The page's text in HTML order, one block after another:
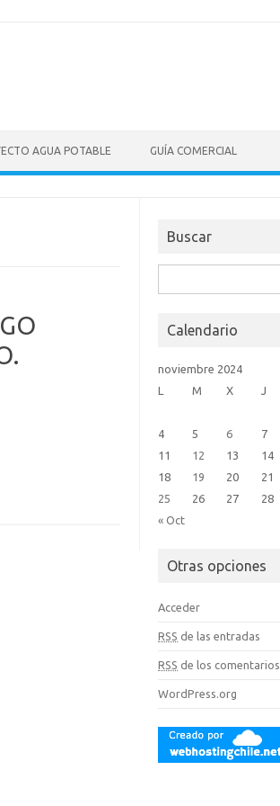
AGUA POTABLE GUÍA COMERCIAL
Buscar
Calendario
noviembre 2024
L
M X J
« Oct
4
5 6 7
11
12 13 14
18
19 20 21
25
26 27 28
Otras opciones
Acceder
RSS de las entradas
RSS de los comentarios
WordPress.org